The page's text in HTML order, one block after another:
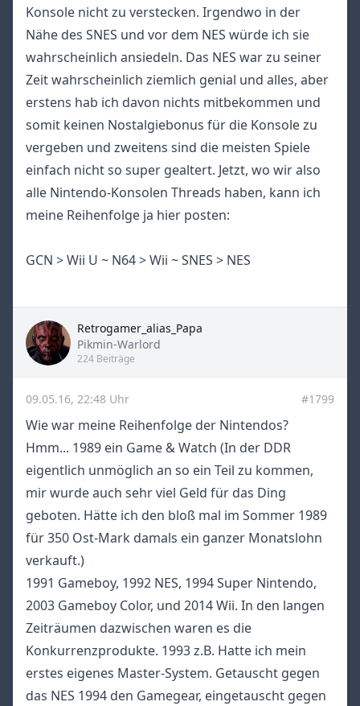
Konsole nicht zu verstecken. Irgendwo in der
Nähe des SNES und vor dem NES würde ich sie
wahrscheinlich ansiedeln. Das NES war zu seiner
Zeit wahrscheinlich ziemlich genial und alles, aber
erstens hab ich davon nichts mitbekommen und
somit keinen Nostalgiebonus für die Konsole zu
vergeben und zweitens sind die meisten Spiele
einfach nicht so super gealtert. Jetzt, wo wir also
alle Nintendo-Konsolen Threads haben, kann ich
meine Reihenfolge ja hier posten:
GCN > Wii U ~ N64 > Wii ~ SNES > NES
Retrogamer_alias_Papa
Title
Pikmin-Warlord
224 Beiträge
09.05.16, 22:48 Uhr #1799
Wie war meine Reihenfolge der Nintendos?
Hmm... 1989 ein Game & Watch (In der DDR
eigentlich unmöglich an so ein Teil zu kommen,
mir wurde auch sehr viel Geld für das Ding
geboten. Hätte ich den bloß mal im Sommer 1989
für 350 Ost-Mark damals ein ganzer Monatslohn
verkauft.)
1991 Gameboy, 1992 NES, 1994 Super Nintendo,
2003 Gameboy Color, und 2014 Wii. In den langen
Zeiträumen dazwischen waren es die
Konkurrenzprodukte. 1993 z.B. Hatte ich mein
erstes eigenes Master-System. Getauscht gegen
das NES 1994 den Gamegear, eingetauscht gegen